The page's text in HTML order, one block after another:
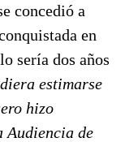
concedió a
en
sería dos años
estimarse
hizo
Audiencia de